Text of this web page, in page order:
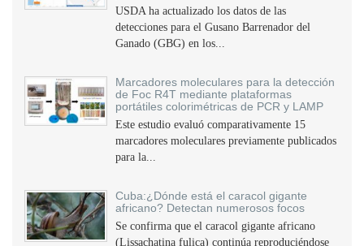
USDA ha actualizado los datos de las
detecciones para el Gusano Barrenador del
Ganado (GBG) en los...
Marcadores moleculares para la detección
de Foc R4T mediante plataformas
portátiles colorimétricas de PCR y LAMP
Este estudio evaluó comparativamente 15
marcadores moleculares previamente publicados
para la...
Cuba:¿Dónde está el caracol gigante
africano? Detectan numerosos focos
Se confirma que el caracol gigante africano
(Lissachatina fulica) continúa reproduciéndose